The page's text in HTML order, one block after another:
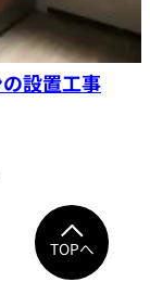
設置工事
TOPへ